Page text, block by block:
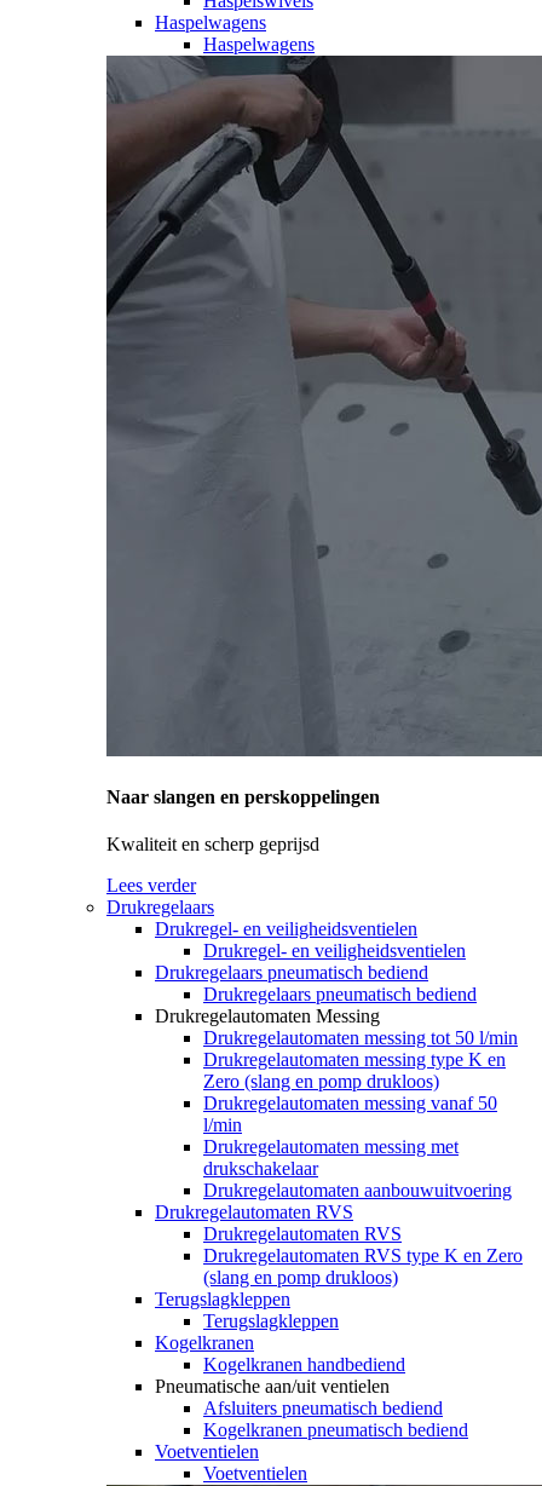
Haspelwagens
Haspelwagens
Naar slangen en perskoppelingen
Kwaliteit en scherp geprijsd
Lees verder
Drukregelaars
Drukregel- en veiligheidsventielen
Drukregel- en veiligheidsventielen
Drukregelaars pneumatisch bediend
Drukregelaars pneumatisch bediend
Drukregelautomaten Messing
Drukregelautomaten messing tot 50 l/min
Drukregelautomaten messing type K en
Zero (slang en pomp drukloos)
Drukregelautomaten messing vanaf 50
l/min
Drukregelautomaten messing met
drukschakelaar
Drukregelautomaten aanbouwuitvoering
Drukregelautomaten RVS
Drukregelautomaten RVS
Drukregelautomaten RVS type K en Zero
(slang en pomp drukloos)
Terugslagkleppen
Terugslagkleppen
Kogelkranen
Kogelkranen handbediend
Pneumatische aan/uit ventielen
Afsluiters pneumatisch bediend
Kogelkranen pneumatisch bediend
Voetventielen
Voetventielen